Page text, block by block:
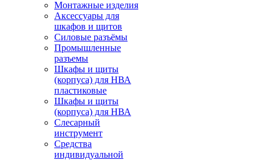
Монтажные изделия
Аксессуары для
шкафов и щитов
Силовые разъёмы
Промышленные
разъемы
Шкафы и щиты
(корпуса) для НВА
пластиковые
Шкафы и щиты
(корпуса) для НВА
Слесарный
инструмент
Средства
индивидуальной